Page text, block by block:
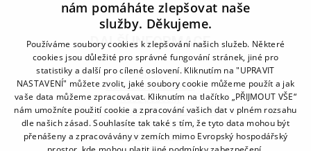
DALŠÍ INFORMACE
Kontakt
Naše odborné divize
Naše pobočky
Zásady zpracování osobních údajů
Všeobecné podmínky
Kodex chování
Blog
nám pomáháte zlepšovat naše
služby. Děkujeme.
Používáme soubory cookies k zlepšování našich služeb. Některé
cookies jsou důležité pro správné fungování stránek, jiné pro
statistiky a další pro cílené oslovení. Kliknutím na "UPRAVIT
NASTAVENÍ" můžete zvolit, jaké soubory cookie můžeme použít a jak
vaše data můžeme zpracovávat. Kliknutím na tlačítko „PŘIJMOUT VŠE“
nám umožníte použití cookie a zpracování vašich dat v plném rozsahu
dle našich zásad. Souhlasíte tak také s tím, že tyto data mohou být
přenášeny a zpracovávány v zemích mimo Evropský hospodářský